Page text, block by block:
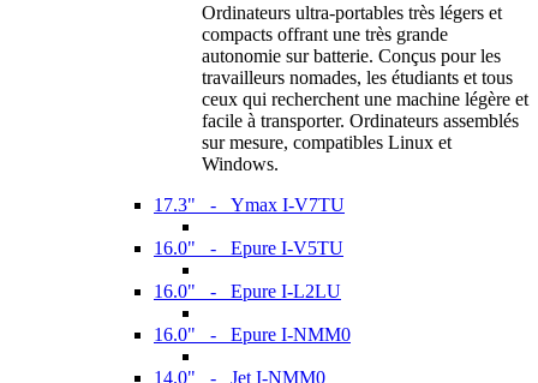
Ordinateurs ultra-portables très légers et
compacts offrant une très grande
autonomie sur batterie. Conçus pour les
travailleurs nomades, les étudiants et tous
ceux qui recherchent une machine légère et
facile à transporter. Ordinateurs assemblés
sur mesure, compatibles Linux et
Windows.
17.3" - Ymax I-V7TU
16.0" - Epure I-V5TU
16.0" - Epure I-L2LU
16.0" - Epure I-NMM0
14.0" - Jet I-NMM0